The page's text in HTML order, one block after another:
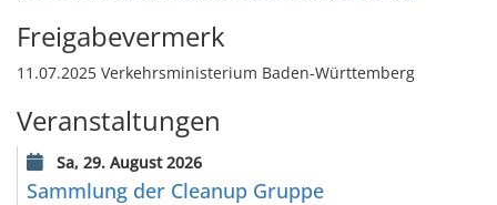
Freigabevermerk
11.07.2025 Verkehrsministerium Baden-Württemberg
Veranstaltungen
Sa, 29. August 2026
Sammlung der Cleanup Gruppe